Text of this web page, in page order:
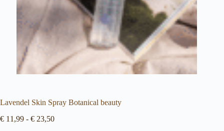
Lavendel Skin Spray Botanical beauty
€ 11,99 - € 23,50Prijsklasse: